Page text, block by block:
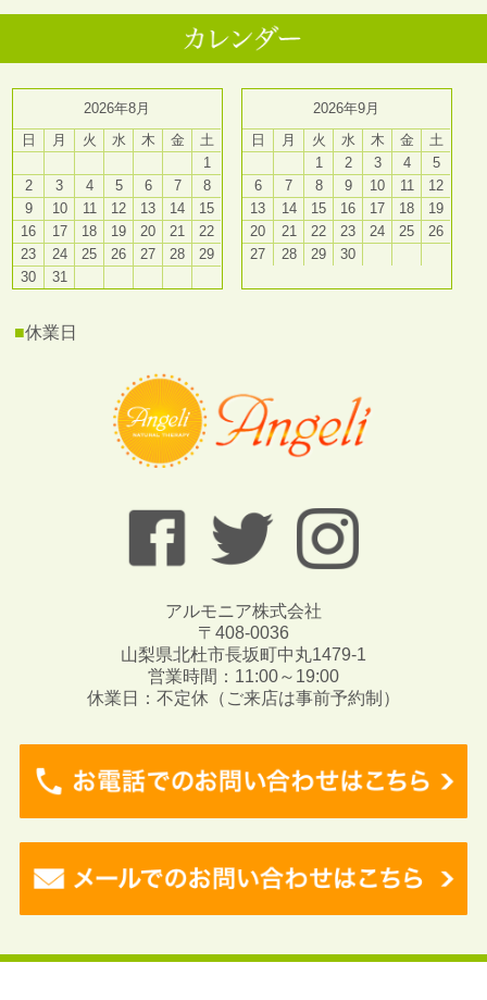
2026年8月
日
月 火 水 木 金
土
1
2
3 4 5 6 7
8
9
10 11 12 13 14
15
16
17 18 19 20 21
22
23
24 25 26 27 28
29
30
31
2026年9月
日
月 火 水 木 金
土
1
2 3 4
5
6
7 8 9 10 11
12
13
14 15 16 17 18
19
20
21 22 23 24 25
26
27
28 29 30
■休業日
アルモニア株式会社
〒408-0036
山梨県北杜市長坂町中丸1479-1
営業時間：11:00～19:00
休業日：不定休（ご来店は事前予約制）